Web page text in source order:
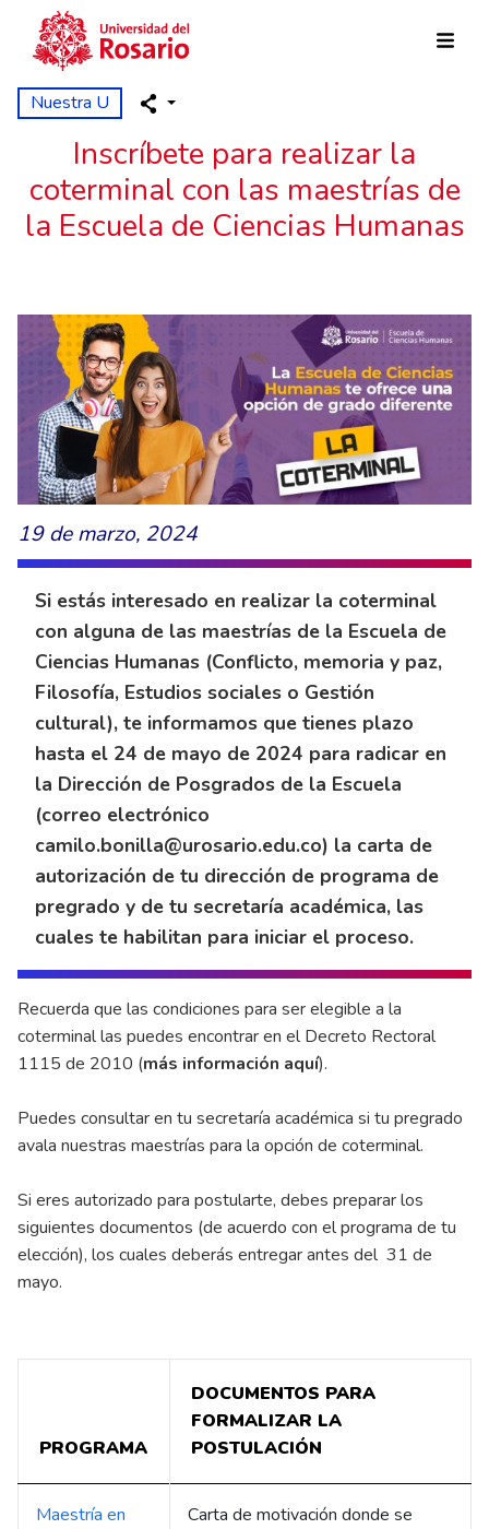
Pasar al contenido principal
Nuestra U
Inscríbete para realizar la
coterminal con las maestrías de
la Escuela de Ciencias Humanas
19 de marzo, 2024
Si estás interesado en realizar la coterminal
con alguna de las maestrías de la Escuela de
Ciencias Humanas (Conflicto, memoria y paz,
Filosofía, Estudios sociales o Gestión
cultural), te informamos que tienes plazo
hasta el 24 de mayo de 2024 para radicar en
la Dirección de Posgrados de la Escuela
(correo electrónico
camilo.bonilla@urosario.edu.co) la carta de
autorización de tu dirección de programa de
pregrado y de tu secretaría académica, las
cuales te habilitan para iniciar el proceso.
Recuerda que las condiciones para ser elegible a la
coterminal las puedes encontrar en el Decreto Rectoral
1115 de 2010 (más información aquí).
Puedes consultar en tu secretaría académica si tu pregrado
avala nuestras maestrías para la opción de coterminal.
Si eres autorizado para postularte, debes preparar los
siguientes documentos (de acuerdo con el programa de tu
elección), los cuales deberás entregar antes del 31 de
mayo.
PROGRAMA
DOCUMENTOS PARA
FORMALIZAR LA
POSTULACIÓN
Maestría en
Carta de motivación donde se